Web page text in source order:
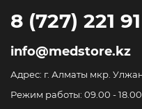
8 (727) 221
info@medstore.kz
Адрес: г. Алматы мкр.
Режим работы: 09.00 -